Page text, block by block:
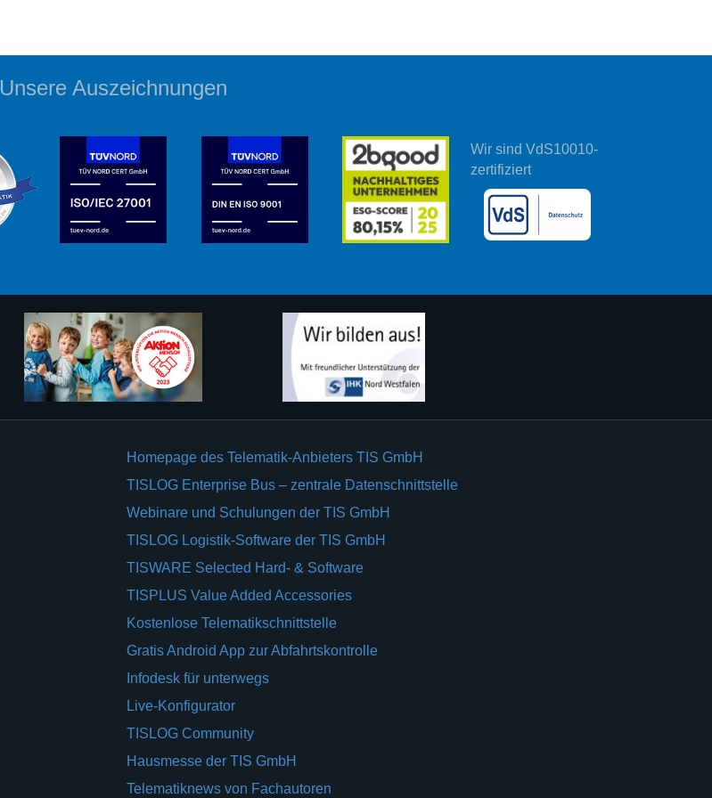
Unsere Auszeichnungen
Wir sind VdS10010-
zertifiziert
Homepage des Telematik-Anbieters TIS GmbH
TISLOG Enterprise Bus – zentrale Datenschnittstelle
Webinare und Schulungen der TIS GmbH
TISLOG Logistik-Software der TIS GmbH
TISWARE Selected Hard- & Software
TISPLUS Value Added Accessories
Kostenlose Telematikschnittstelle
Gratis Android App zur Abfahrtskontrolle
Infodesk für unterwegs
Live-Konfigurator
TISLOG Community
Hausmesse der TIS GmbH
Telematiknews von Fachautoren